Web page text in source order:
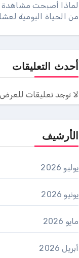
لماذا أصبحت مشاهدة
من الحياة اليومية
أحدث التعليقات
لا توجد تعليقات
الأرشيف
يوليو 2026
يونيو 2026
مايو 2026
أبريل 2026